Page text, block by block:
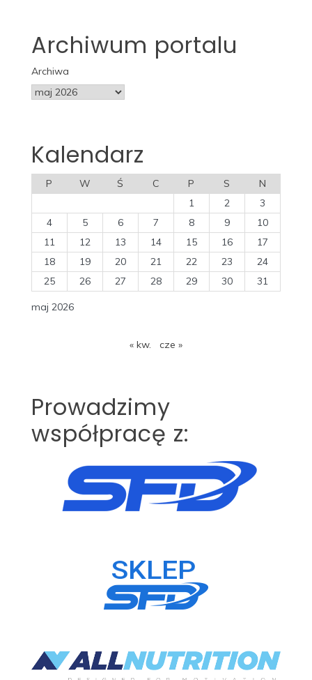
Archiwum portalu
Archiwa
Kalendarz
maj 2026
P W Ś C P S
N
1
2
3
4
5 6 7 8 9
10
11
12 13 14 15 16
17
18
19 20 21 22 23
24
25
26 27 28 29 30 31
« kw. cze »
Prowadzimy
współpracę z: